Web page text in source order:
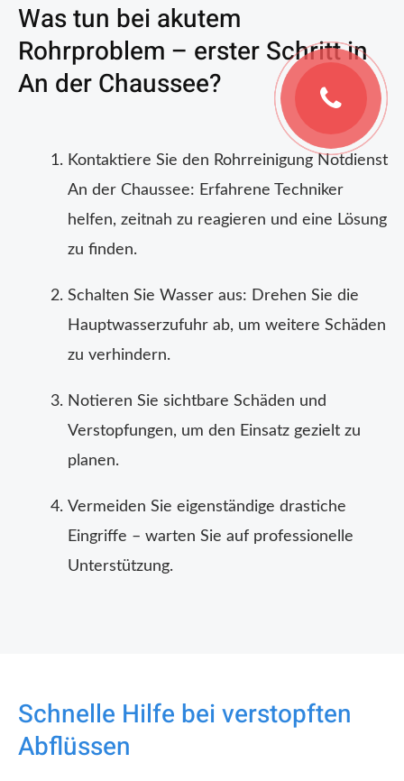
Was tun bei akutem
Rohrproblem – erster Schritt in
An der Chaussee?
Kontaktiere Sie den Rohrreinigung Notdienst
An der Chaussee: Erfahrene Techniker
helfen, zeitnah zu reagieren und eine Lösung
zu finden.
Schalten Sie Wasser aus: Drehen Sie die
Hauptwasserzufuhr ab, um weitere Schäden
zu verhindern.
Notieren Sie sichtbare Schäden und
Verstopfungen, um den Einsatz gezielt zu
planen.
Vermeiden Sie eigenständige drastiche
Eingriffe – warten Sie auf professionelle
Unterstützung.
Schnelle Hilfe bei verstopften
Abflüssen